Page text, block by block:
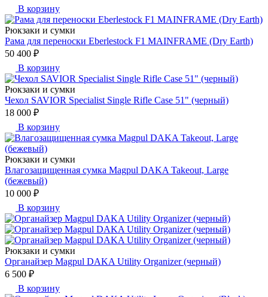
В корзину
Рюкзаки и сумки
Рама для переноски Eberlestock F1 MAINFRAME (Dry Earth)
50 400 ₽
В корзину
Рюкзаки и сумки
Чехол SAVIOR Specialist Single Rifle Case 51" (черный)
18 000 ₽
В корзину
Рюкзаки и сумки
Влагозащищенная сумка Magpul DAKA Takeout, Large
(бежевый)
10 000 ₽
В корзину
Рюкзаки и сумки
Органайзер Magpul DAKA Utility Organizer (черный)
6 500 ₽
В корзину